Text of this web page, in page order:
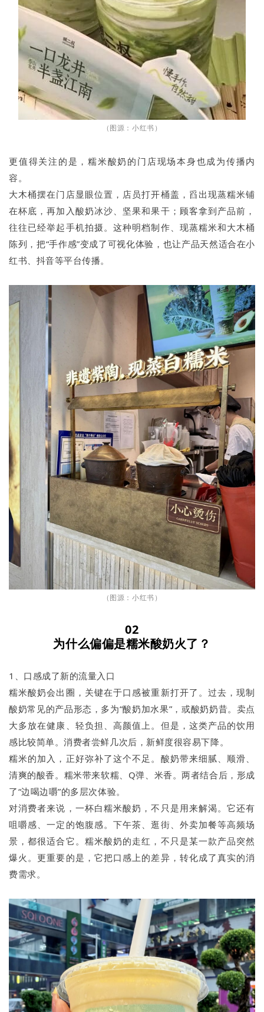
（图源：小红书）
更值得关注的是，糯米酸奶的门店现场本身也成为传播内
容。
大木桶摆在门店显眼位置，店员打开桶盖，舀出现蒸糯米铺
在杯底，再加入酸奶冰沙、坚果和果干；顾客拿到产品前，
往往已经举起手机拍摄。这种明档制作、现蒸糯米和大木桶
陈列，把“手作感”变成了可视化体验，也让产品天然适合在小
红书、抖音等平台传播。
（图源：小红书）
02
为什么偏偏是糯米酸奶火了？
1、口感成了新的流量入口
糯米酸奶会出圈，关键在于口感被重新打开了。过去，现制
酸奶常见的产品形态，多为“酸奶加水果”，或酸奶奶昔。卖点
大多放在健康、轻负担、高颜值上。但是，这类产品的饮用
感比较简单。消费者尝鲜几次后，新鲜度很容易下降。
糯米的加入，正好弥补了这个不足。酸奶带来细腻、顺滑、
清爽的酸香。糯米带来软糯、Q弹、米香。两者结合后，形成
了“边喝边嚼”的多层次体验。
对消费者来说，一杯白糯米酸奶，不只是用来解渴。它还有
咀嚼感、一定的饱腹感。下午茶、逛街、外卖加餐等高频场
景，都很适合它。糯米酸奶的走红，不只是某一款产品突然
爆火。更重要的是，它把口感上的差异，转化成了真实的消
费需求。